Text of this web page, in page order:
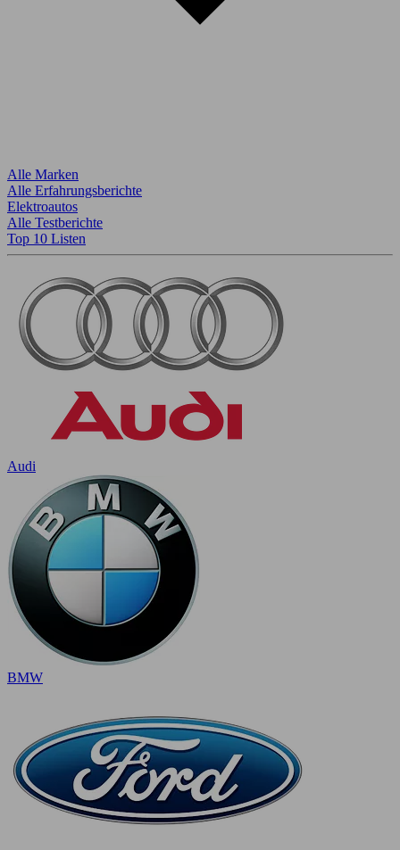
Alle Marken
Alle Erfahrungsberichte
Elektroautos
Alle Testberichte
Top 10 Listen
Audi
BMW